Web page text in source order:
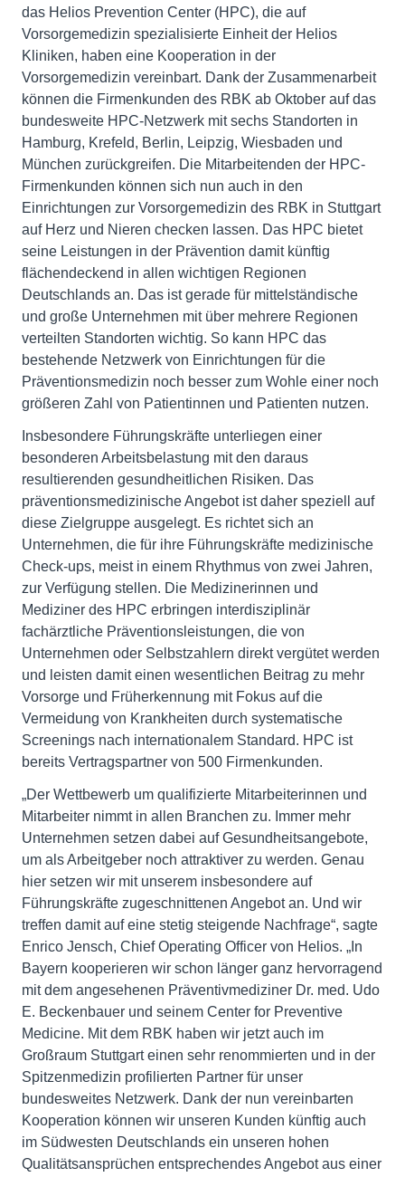
das Helios Prevention Center (HPC), die auf
Vorsorgemedizin spezialisierte Einheit der Helios
Kliniken, haben eine Kooperation in der
Vorsorgemedizin vereinbart. Dank der Zusammenarbeit
können die Firmenkunden des RBK ab Oktober auf das
bundesweite HPC-Netzwerk mit sechs Standorten in
Hamburg, Krefeld, Berlin, Leipzig, Wiesbaden und
München zurückgreifen. Die Mitarbeitenden der HPC-
Firmenkunden können sich nun auch in den
Einrichtungen zur Vorsorgemedizin des RBK in Stuttgart
auf Herz und Nieren checken lassen. Das HPC bietet
seine Leistungen in der Prävention damit künftig
flächendeckend in allen wichtigen Regionen
Deutschlands an. Das ist gerade für mittelständische
und große Unternehmen mit über mehrere Regionen
verteilten Standorten wichtig. So kann HPC das
bestehende Netzwerk von Einrichtungen für die
Präventionsmedizin noch besser zum Wohle einer noch
größeren Zahl von Patientinnen und Patienten nutzen.
Insbesondere Führungskräfte unterliegen einer
besonderen Arbeitsbelastung mit den daraus
resultierenden gesundheitlichen Risiken. Das
präventionsmedizinische Angebot ist daher speziell auf
diese Zielgruppe ausgelegt. Es richtet sich an
Unternehmen, die für ihre Führungskräfte medizinische
Check-ups, meist in einem Rhythmus von zwei Jahren,
zur Verfügung stellen. Die Medizinerinnen und
Mediziner des HPC erbringen interdisziplinär
fachärztliche Präventionsleistungen, die von
Unternehmen oder Selbstzahlern direkt vergütet werden
und leisten damit einen wesentlichen Beitrag zu mehr
Vorsorge und Früherkennung mit Fokus auf die
Vermeidung von Krankheiten durch systematische
Screenings nach internationalem Standard. HPC ist
bereits Vertragspartner von 500 Firmenkunden.
„Der Wettbewerb um qualifizierte Mitarbeiterinnen und
Mitarbeiter nimmt in allen Branchen zu. Immer mehr
Unternehmen setzen dabei auf Gesundheitsangebote,
um als Arbeitgeber noch attraktiver zu werden. Genau
hier setzen wir mit unserem insbesondere auf
Führungskräfte zugeschnittenen Angebot an. Und wir
treffen damit auf eine stetig steigende Nachfrage“, sagte
Enrico Jensch, Chief Operating Officer von Helios. „In
Bayern kooperieren wir schon länger ganz hervorragend
mit dem angesehenen Präventivmediziner Dr. med. Udo
E. Beckenbauer und seinem Center for Preventive
Medicine. Mit dem RBK haben wir jetzt auch im
Großraum Stuttgart einen sehr renommierten und in der
Spitzenmedizin profilierten Partner für unser
bundesweites Netzwerk. Dank der nun vereinbarten
Kooperation können wir unseren Kunden künftig auch
im Südwesten Deutschlands ein unseren hohen
Qualitätsansprüchen entsprechendes Angebot aus einer